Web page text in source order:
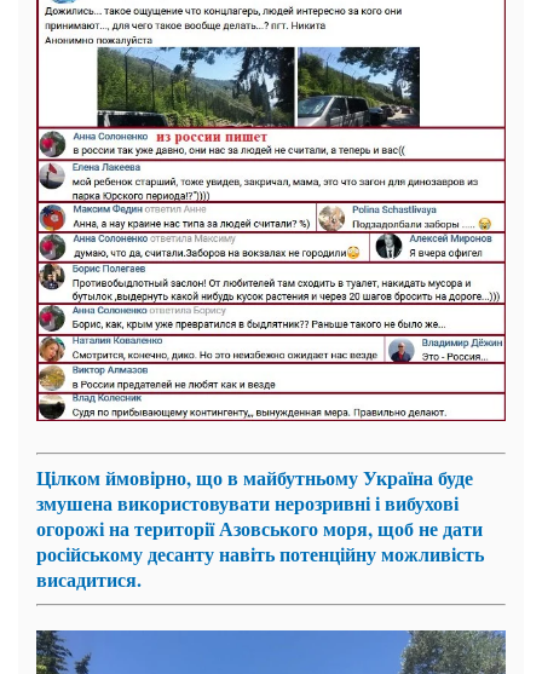
Цілком ймовірно, що в майбутньомуУкраїнабуде
змушена використовувати нерозривні і вибухові
огорожі на території Азовського моря, щоб не дати
російському десанту навіть потенційну можливість
висадитися.